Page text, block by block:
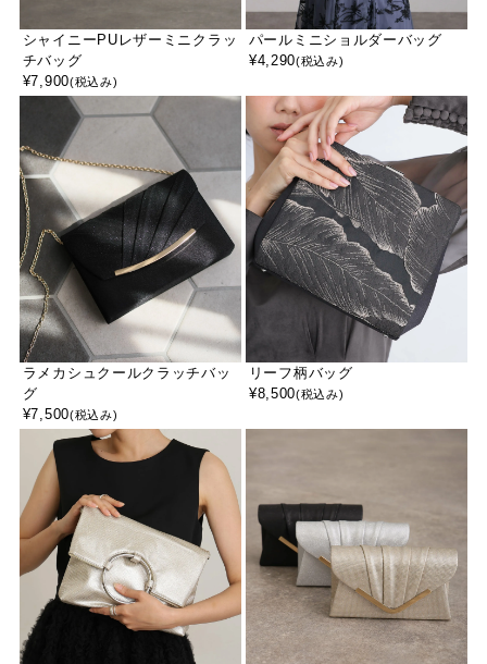
シャイニーPUレザーミニクラッ
チバッグ
¥7,900(税込み)
パールミニショルダーバッグ
¥4,290(税込み)
ラメカシュクールクラッチバッ
グ
¥7,500(税込み)
リーフ柄バッグ
¥8,500(税込み)